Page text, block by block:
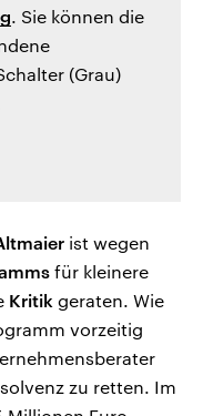
. Sie können die
(Grau)
ist wegen
für kleinere
Kritik geraten. Wie
vorzeitig
zu retten. Im